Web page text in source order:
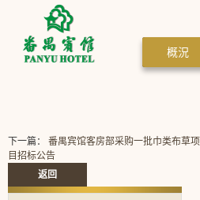
概況
下一篇： 番禺宾馆客房部采购一批巾类布草项
目招标公告
返回